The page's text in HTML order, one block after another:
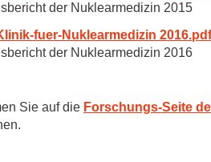
der Nuklearmedizin 2015
fuer-Nuklearmedizin
der Nuklearmedizin 2016
Sie auf die Forschungs-Seite